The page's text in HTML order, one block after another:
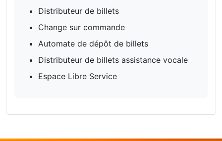
Distributeur de billets
Change sur commande
Automate de dépôt de billets
Distributeur de billets assistance vocale
Espace Libre Service